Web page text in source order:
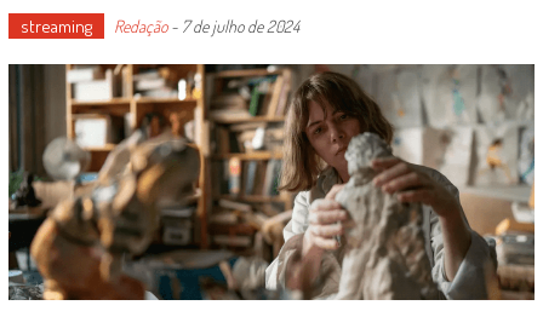
streaming Redação- 7 de julho de 2024